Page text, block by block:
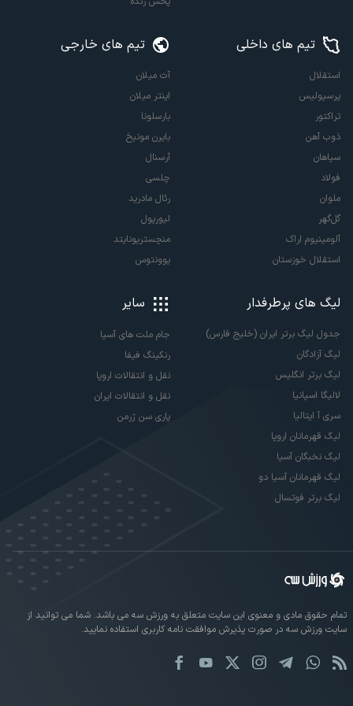
تیم های داخلی
استقلال
پرسپولیس
تراکتور
ذوب آهن
سپاهان
فولاد
ملوان
گل‌گهر
آلومینیوم اراک
استقلال خوزستان
تیم های خارجی
آث میلان
اینتر میلان
بارسلونا
بایرن مونیخ
آرسنال
چلسی
رئال مادرید
لیورپول
منچستریونایتد
یوونتوس
لیگ های پرطرفدار
جدول لیگ برتر ایران (خلیج فارس)
لیگ آزادگان
لیگ برتر انگلیس
لالیگا اسپانیا
سری آ ایتالیا
لیگ قهرمانان اروپا
لیگ نخبگان آسیا
لیگ قهرمانان آسیا دو
لیگ برتر فوتسال
سایر
جام ملت های آسیا
رنکینگ فیفا
نقل و انتقالات اروپا
نقل و انتقالات ایران
پاری سن ژرمن
تمام حقوق مادی و معنوی این سایت متعلق به ورزش سه می باشد. شما می توانید از
سایت ورزش سه در صورت پذیرش موافقت نامه کاربری استفاده نمایید.